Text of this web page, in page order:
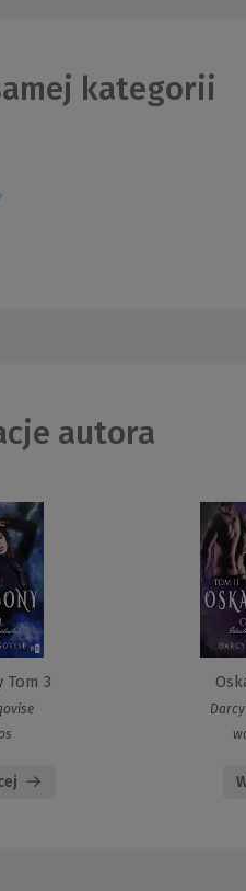
kategorii
autora
3